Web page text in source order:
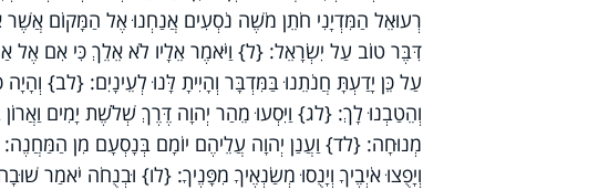
רְעוּאֵל הַמִּדְיָנִי חֹתֵן מֹשֶׁה נֹסְעִים אֲנַחְנוּ אֶל הַמָּקוֹם אֲשֶׁר
דִּבֶּר טוֹב עַל יִשְׂרָאֵל: {ל} וַיֹּאמֶר אֵלָיו לֹא אֵלֵךְ כִּי אִם אֶל
עַל כֵּן יָדַעְתָּ חֲנֹתֵנוּ בַּמִּדְבָּר וְהָיִיתָ לָּנוּ לְעֵינָיִם: {לב}
וְהֵטַבְנוּ לָךְ: {לג} וַיִּסְעוּ מֵהַר יְהוָה דֶּרֶךְ שְׁלֹשֶׁת יָמִים
מְנוּחָה: {לד} וַעֲנַן יְהוָה עֲלֵיהֶם יוֹמָם בְּנָסְעָם מִן
וְיָפֻצוּ אֹיְבֶיךָ וְיָנֻסוּ מְשַׂנְאֶיךָ מִפָּנֶיךָ: {לו} וּבְנֻחֹה יֹאמַר